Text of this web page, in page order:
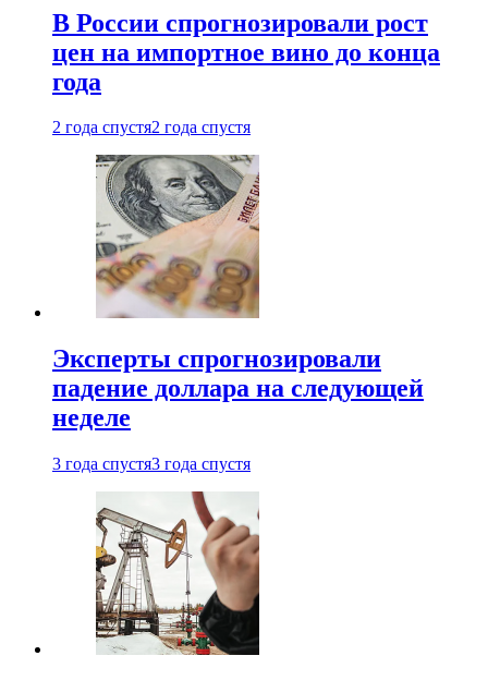
В России спрогнозировали рост
цен на импортное вино до конца
года
2 года спустя2 года спустя
Эксперты спрогнозировали
падение доллара на следующей
неделе
3 года спустя3 года спустя